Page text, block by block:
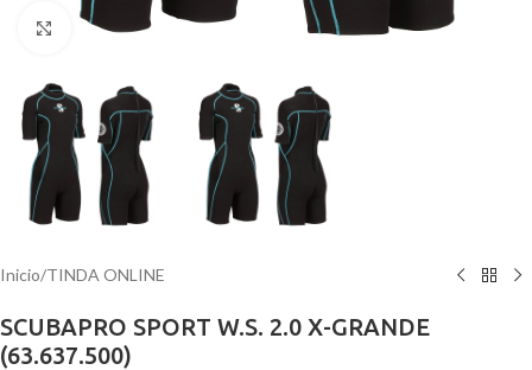
Pulsa para ampliar
Inicio/TINDA ONLINE
SCUBAPRO SPORT W.S. 2.0 X-GRANDE
(63.637.500)